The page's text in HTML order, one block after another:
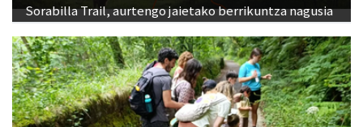
Sorabilla Trail, aurtengo jaietako berrikuntza nagusia